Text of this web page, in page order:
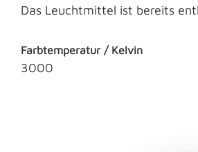
Das Leuchtmittel ist bereits
Farbtemperatur / Kelvin
3000